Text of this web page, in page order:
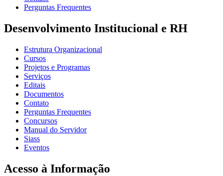
Perguntas Frequentes
Desenvolvimento Institucional e RH
Estrutura Organizacional
Cursos
Projetos e Programas
Serviços
Editais
Documentos
Contato
Perguntas Frequentes
Concursos
Manual do Servidor
Siass
Eventos
Acesso à Informação